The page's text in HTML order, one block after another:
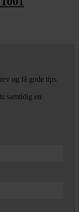
og få gode tips
samtidig en